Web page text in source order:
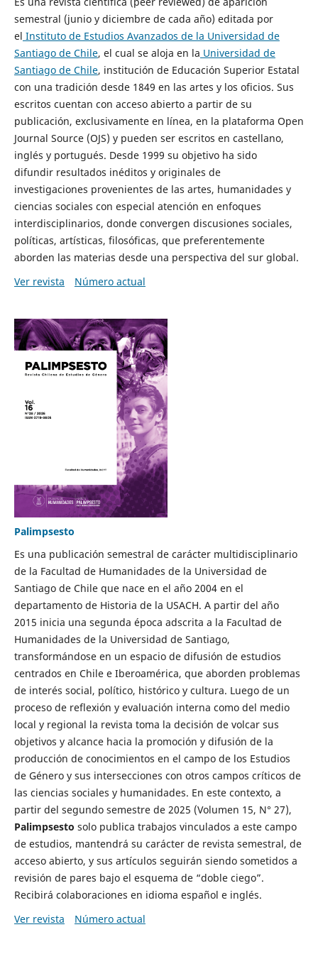
semestral (junio y diciembre de cada año) editada por
el Instituto de Estudios Avanzados de la Universidad de
Santiago de Chile, el cual se aloja en la Universidad de
Santiago de Chile, institución de Educación Superior Estatal
con una tradición desde 1849 en las artes y los oficios. Sus
escritos cuentan con acceso abierto a partir de su
publicación, exclusivamente en línea, en la plataforma Open
Journal Source (OJS) y pueden ser escritos en castellano,
inglés y portugués. Desde 1999 su objetivo ha sido
difundir resultados inéditos y originales de
investigaciones provenientes de las artes, humanidades y
ciencias sociales con especial atención en enfoques
interdisciplinarios, donde convergen discusiones sociales,
políticas, artísticas, filosóficas, que preferentemente
aborden las materias desde una perspectiva del sur global.
Ver revista
Número actual
Palimpsesto
Es una publicación semestral de carácter multidisciplinario
de la Facultad de Humanidades de la Universidad de
Santiago de Chile que nace en el año 2004 en el
departamento de Historia de la USACH. A partir del año
2015 inicia una segunda época adscrita a la Facultad de
Humanidades de la Universidad de Santiago,
transformándose en un espacio de difusión de estudios
centrados en Chile e Iberoamérica, que aborden problemas
de interés social, político, histórico y cultura. Luego de un
proceso de reflexión y evaluación interna como del medio
local y regional la revista toma la decisión de volcar sus
objetivos y alcance hacia la promoción y difusión de la
producción de conocimientos en el campo de los Estudios
de Género y sus intersecciones con otros campos críticos de
las ciencias sociales y humanidades. En este contexto, a
partir del segundo semestre de 2025 (Volumen 15, N° 27),
Palimpsesto solo publica trabajos vinculados a este campo
de estudios, mantendrá su carácter de revista semestral, de
acceso abierto, y sus artículos seguirán siendo sometidos a
revisión de pares bajo el esquema de “doble ciego”.
Recibirá colaboraciones en idioma español e inglés.
Ver revista
Número actual